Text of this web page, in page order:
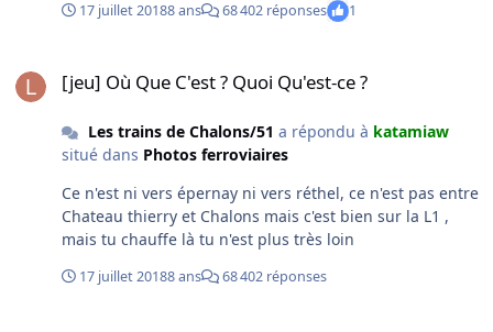
17 juillet 20188 ans 68 402 réponses 1
[jeu] Où Que C'est ? Quoi Qu'est-ce ?
Les trains de Chalons/51 a répondu à katamiaw
situé dans Photos ferroviaires
Ce n'est ni vers épernay ni vers réthel, ce n'est pas entre
Chateau thierry et Chalons mais c'est bien sur la L1 ,
mais tu chauffe là tu n'est plus très loin
17 juillet 20188 ans 68 402 réponses